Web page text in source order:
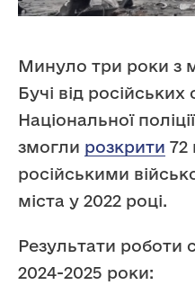
Минуло три роки з
Бучі від російських
Національної
змогли розкрити 72
російськими
міста у 2022 році.
Результати роботи
2024-2025 роки: